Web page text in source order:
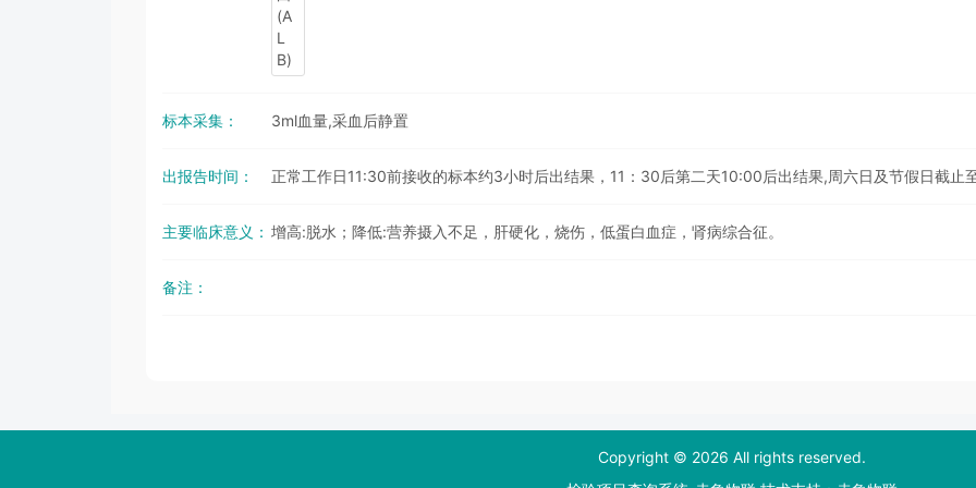
标本采集： 3ml血量,采血后静置
出报告时间： 正常工作日11:30前接收的标本约3小时后出结果，11：30后第二天10:00后出结果,周六日及节假日截止
主要临床意义： 增高:脱水；降低:营养摄入不足，肝硬化，烧伤，低蛋白血症，肾病综合征。
备注：
Copyright © 2026 All rights reserved.